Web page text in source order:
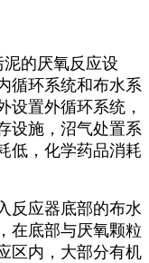
的厌氧反应设
循环系统和布水系
设置外循环系统，
设施，沼气处置系
低，化学药品消耗
应器底部的布水
在底部与厌氧颗粒
区内，大部分有机